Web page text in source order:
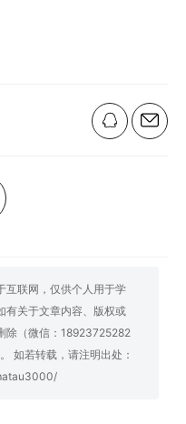
互联网，仅供个人用于学
有关于文章内容、版权或
除（微信：18923725282
如若转载，请注明出处：